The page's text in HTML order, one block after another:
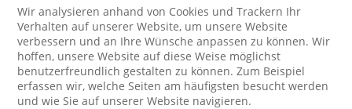
Wir analysieren anhand von Cookies und Trackern Ihr
Verhalten auf unserer Website, um unsere Website
verbessern und an Ihre Wünsche anpassen zu können. Wir
hoffen, unsere Website auf diese Weise möglichst
benutzerfreundlich gestalten zu können. Zum Beispiel
erfassen wir, welche Seiten am häufigsten besucht werden
und wie Sie auf unserer Website navigieren.